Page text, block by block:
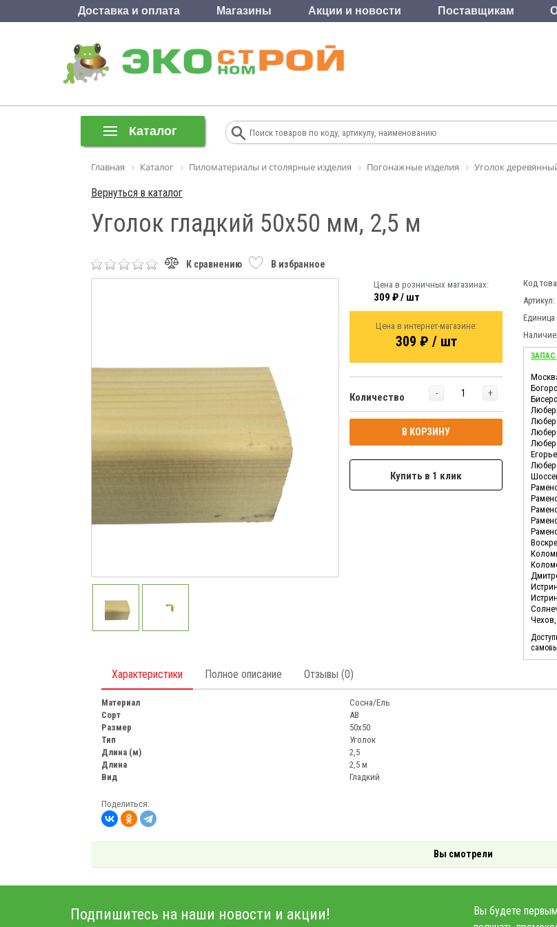
Доставка и оплата Магазины Акции и новости Поставщикам
Каталог
Главная Каталог Пиломатериалы и столярные изделия Погонажные изделия Уголок
Вернуться в каталог
Уголок гладкий 50х50 мм, 2,5 м
К сравнению В избранное
Цена в розничных магазинах:
309 ₽ / шт
Цена в интернет-магазине:
309 ₽ / шт
Количество - +
В КОРЗИНУ
Купить в 1 клик
Код
Артикул:
Характеристики Полное описание Отзывы (0)
Материал
Сосна/Ель
Сорт
АВ
Размер
50х50
Тип
Уголок
Длина (м)
2,5
Длина
2,5 м
Вид
Гладкий
Поделиться:
Вы смотрели
Подпишитесь на наши новости и акции!
Вы будете